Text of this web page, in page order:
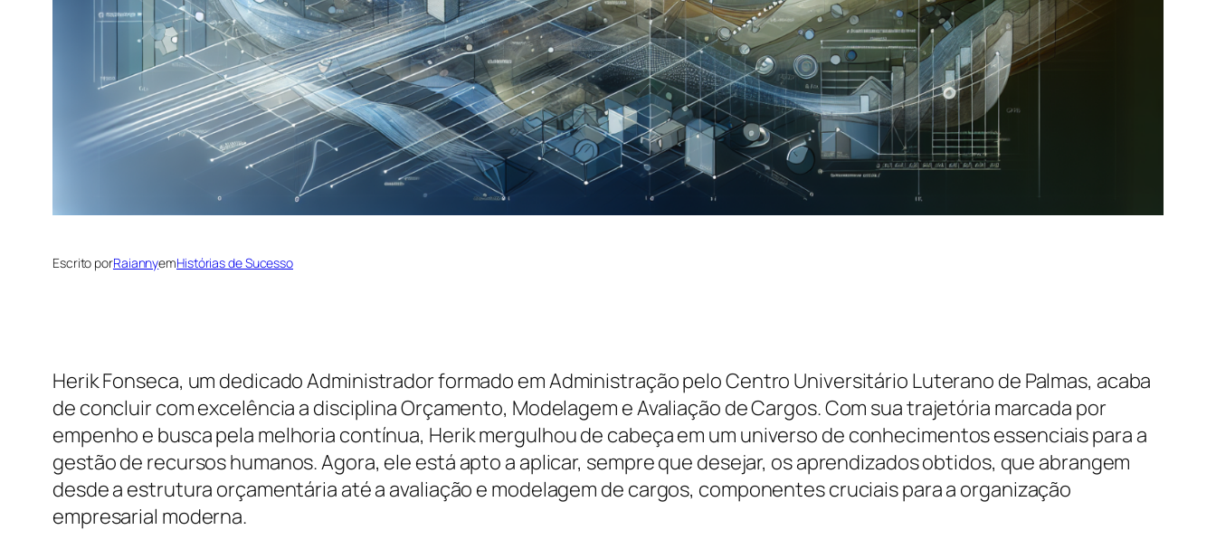
Escrito porRaiannyemHistórias de Sucesso
Herik Fonseca, um dedicado Administrador formado em Administração pelo Centro Universitário Luterano de Palmas, acaba
de concluir com excelência a disciplina Orçamento, Modelagem e Avaliação de Cargos. Com sua trajetória marcada por
empenho e busca pela melhoria contínua, Herik mergulhou de cabeça em um universo de conhecimentos essenciais para a
gestão de recursos humanos. Agora, ele está apto a aplicar, sempre que desejar, os aprendizados obtidos, que abrangem
desde a estrutura orçamentária até a avaliação e modelagem de cargos, componentes cruciais para a organização
empresarial moderna.